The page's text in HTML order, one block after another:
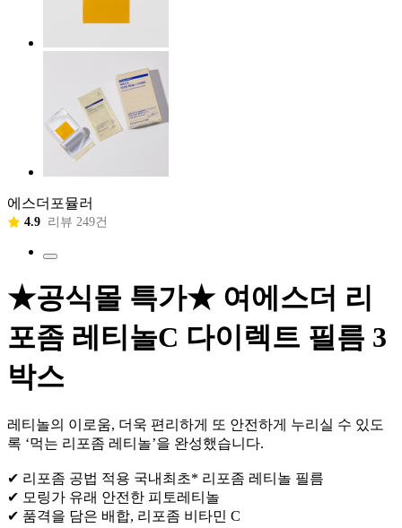
에스더포뮬러
4.9 리뷰 249건
★공식몰 특가★ 여에스더 리
포좀 레티놀C 다이렉트 필름 3
박스
레티놀의 이로움, 더욱 편리하게 또 안전하게 누리실 수 있도
록 ‘먹는 리포좀 레티놀’을 완성했습니다.
✔ 리포좀 공법 적용 국내최초* 리포좀 레티놀 필름
✔ 모링가 유래 안전한 피토레티놀
✔ 품격을 담은 배합, 리포좀 비타민 C